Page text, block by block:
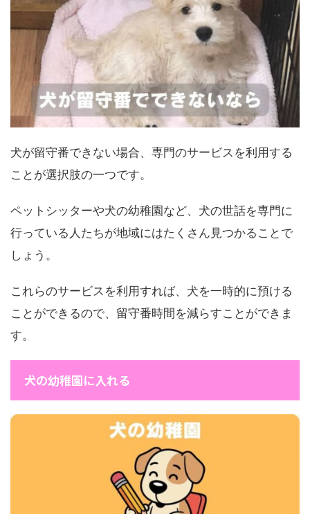
犬が留守番できない場合、専門のサービスを利用する
ことが選択肢の一つです。
ペットシッターや犬の幼稚園など、犬の世話を専門に
行っている人たちが地域にはたくさん見つかることで
しょう。
これらのサービスを利用すれば、犬を一時的に預ける
ことができるので、留守番時間を減らすことができま
す。
犬の幼稚園に入れる